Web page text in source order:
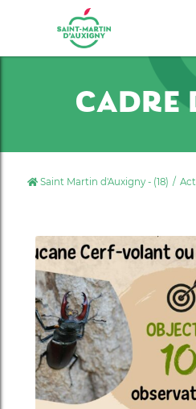
CADRE
Saint Martin d'Auxigny - (18)